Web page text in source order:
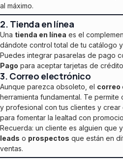
al máximo.
2. Tienda en línea
Una tienda en línea es el
dándote control total de tu catálogo
Puedes integrar pasarelas de pago
Pago para aceptar tarjetas de
3. Correo electrónico
Aunque parezca obsoleto, el correo
herramienta fundamental. Te
y profesional con tus clientes y crear
para fomentar la lealtad con
Recuerda: un cliente es alguien que
leads o prospectos que están en
ventas.